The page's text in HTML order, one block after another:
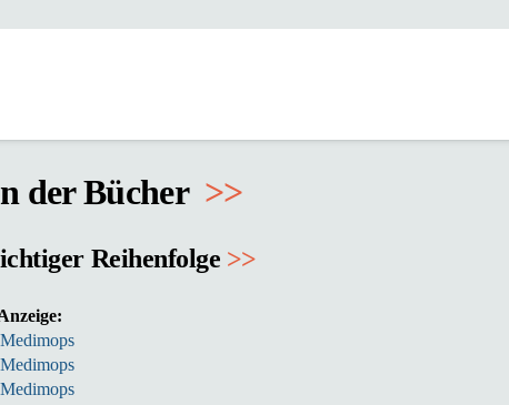
der Bücher >>
Reihenfolge >>
Medimops
Medimops
Medimops